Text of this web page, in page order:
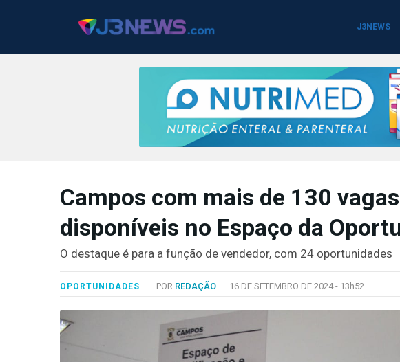
J3NEWS
Desenvolvido
Campos com mais de 130
disponíveis no Espaço da
O destaque é para a função de vendedor, com 24 oportunidades
OPORTUNIDADES POR REDAÇÃO 16 DE SETEMBRO DE 2024 - 13h52